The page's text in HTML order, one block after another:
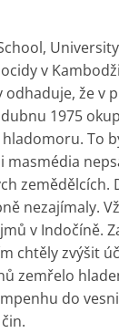
v
odhaduje, že v
1975
To
masmédia
zemědělcích.
nezajímaly.
v Indočíně.
chtěly zvýšit
zemřelo
do